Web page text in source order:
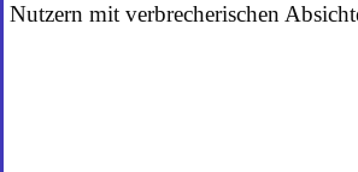
Nutzern mit verbrecherischen